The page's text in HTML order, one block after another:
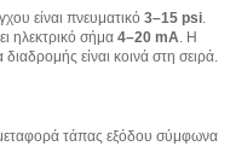
είναι πνευματικό 3–15 psi.
ηλεκτρικό σήμα 4–20 mA. Η
είναι κοινά στη σειρά.
τάπας εξόδου σύμφωνα